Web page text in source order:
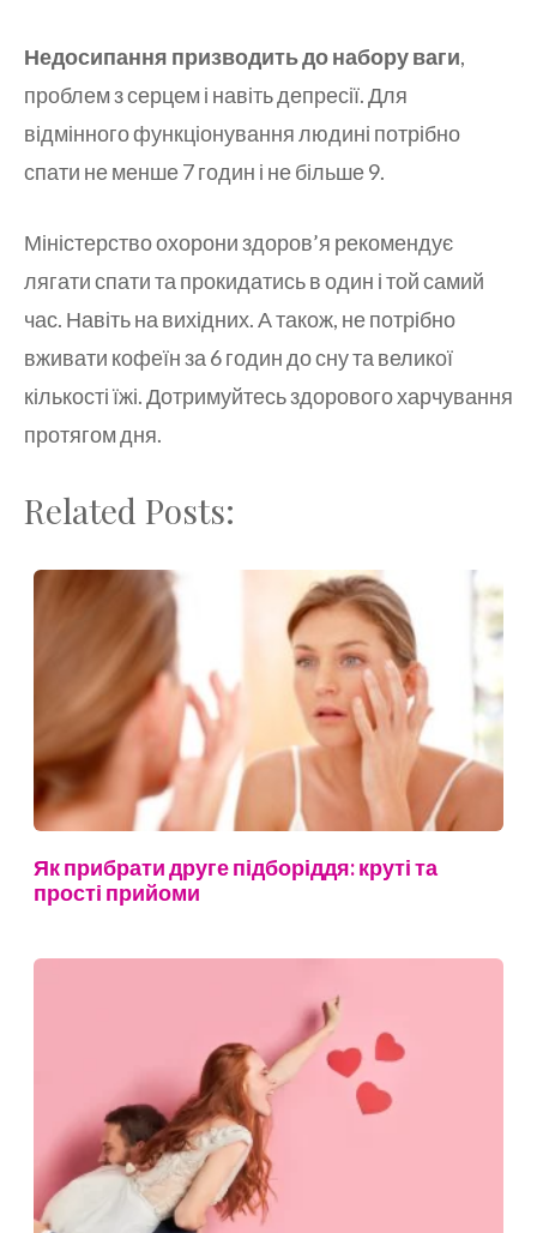
Недосипання призводить до набору ваги,
проблем з серцем і навіть депресії. Для
відмінного функціонування людині потрібно
спати не менше 7 годин і не більше 9.
Міністерство охорони здоров’я рекомендує
лягати спати та прокидатись в один і той самий
час. Навіть на вихідних. А також, не потрібно
вживати кофеїн за 6 годин до сну та великої
кількості їжі. Дотримуйтесь здорового харчування
протягом дня.
Related Posts:
Як прибрати друге підборіддя: круті та
прості прийоми